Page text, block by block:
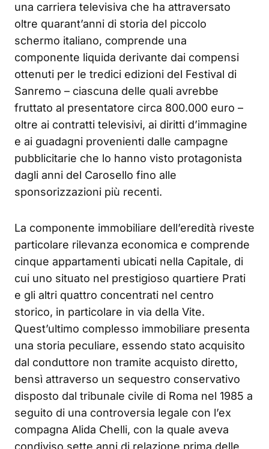
una carriera televisiva che ha attraversato
oltre quarant’anni di storia del piccolo
schermo italiano, comprende una
componente liquida derivante dai compensi
ottenuti per le tredici edizioni del Festival di
Sanremo – ciascuna delle quali avrebbe
fruttato al presentatore circa 800.000 euro –
oltre ai contratti televisivi, ai diritti d’immagine
e ai guadagni provenienti dalle campagne
pubblicitarie che lo hanno visto protagonista
dagli anni del Carosello fino alle
sponsorizzazioni più recenti.
La componente immobiliare dell’eredità riveste
particolare rilevanza economica e comprende
cinque appartamenti ubicati nella Capitale, di
cui uno situato nel prestigioso quartiere Prati
e gli altri quattro concentrati nel centro
storico, in particolare in via della Vite.
Quest’ultimo complesso immobiliare presenta
una storia peculiare, essendo stato acquisito
dal conduttore non tramite acquisto diretto,
bensì attraverso un sequestro conservativo
disposto dal tribunale civile di Roma nel 1985 a
seguito di una controversia legale con l’ex
compagna Alida Chelli, con la quale aveva
condiviso sette anni di relazione prima delle